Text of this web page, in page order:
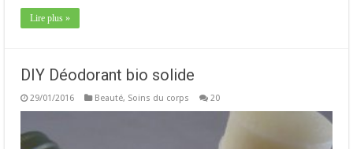
Lire plus »
DIY Déodorant bio solide
29/01/2016 Beauté, Soins du corps 20